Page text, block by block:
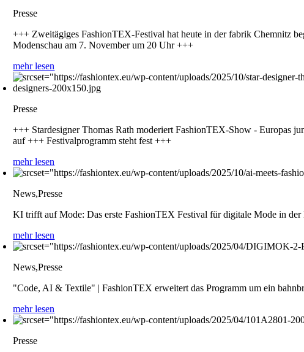
Presse
+++ Zweitägiges FashionTEX-Festival hat heute in der fabrik Chemnitz
Modenschau am 7. November um 20 Uhr +++
mehr lesen
Presse
+++ Stardesigner Thomas Rath moderiert FashionTEX-Show - Europas
auf +++ Festivalprogramm steht fest +++
mehr lesen
News,Presse
KI trifft auf Mode: Das erste FashionTEX Festival für digitale Mode in der
mehr lesen
News,Presse
"Code, AI & Textile" | FashionTEX erweitert das Programm um ein
mehr lesen
Presse